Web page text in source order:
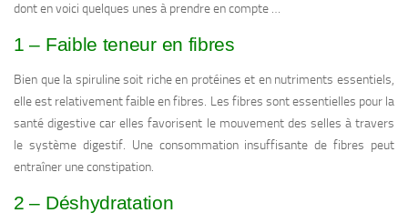
dont en voici quelques unes à prendre en compte …
1 – Faible teneur en fibres
Bien que la spiruline soit riche en protéines et en nutriments essentiels,
elle est relativement faible en fibres. Les fibres sont essentielles pour la
santé digestive car elles favorisent le mouvement des selles à travers
le système digestif. Une consommation insuffisante de fibres peut
entraîner une constipation.
2 – Déshydratation